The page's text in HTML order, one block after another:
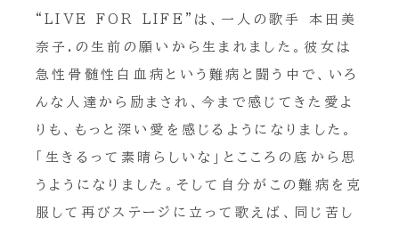
“LIVE FOR LIFE”は、一人の歌手 本田美
奈子.の生前の願いから生まれました。彼女は
急性骨髄性白血病という難病と闘う中で、いろ
んな人達から励まされ、今まで感じてきた愛よ
りも、もっと深い愛を感じるようになりました。
「生きるって素晴らしいな」とこころの底から思
うようになりました。そして自分がこの難病を克
服して再びステージに立って歌えば、同じ苦し